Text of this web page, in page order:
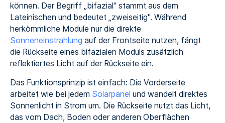
können. Der Begriff „bifazial" stammt aus dem
Lateinischen und bedeutet „zweiseitig". Während
herkömmliche Module nur die direkte
Sonneneinstrahlung auf der Frontseite nutzen, fängt
die Rückseite eines bifazialen Moduls zusätzlich
reflektiertes Licht auf der Rückseite ein.
Das Funktionsprinzip ist einfach: Die Vorderseite
arbeitet wie bei jedem Solarpanel und wandelt direktes
Sonnenlicht in Strom um. Die Rückseite nutzt das Licht,
das vom Dach, Boden oder anderen Oberflächen